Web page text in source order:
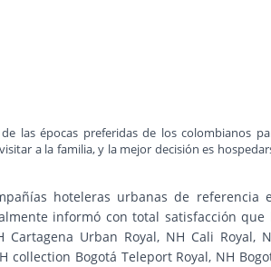
las épocas preferidas de los colombianos
a la familia, y la mejor decisión es
hoteleras urbanas de referencia
informó con total satisfacción que
Urban Royal, NH Cali Royal,
collection Bogotá Teleport Royal, NH